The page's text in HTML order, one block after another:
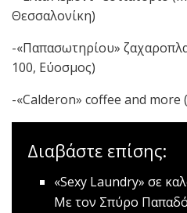
Θεσσαλονίκη)
-«Παπασωτηρίου»
100, Εύοσμος)
-«Calderon» coffee and more
Διαβάστε επίσης:
«Sexy Laundry» σε
Με τον Σπύρο